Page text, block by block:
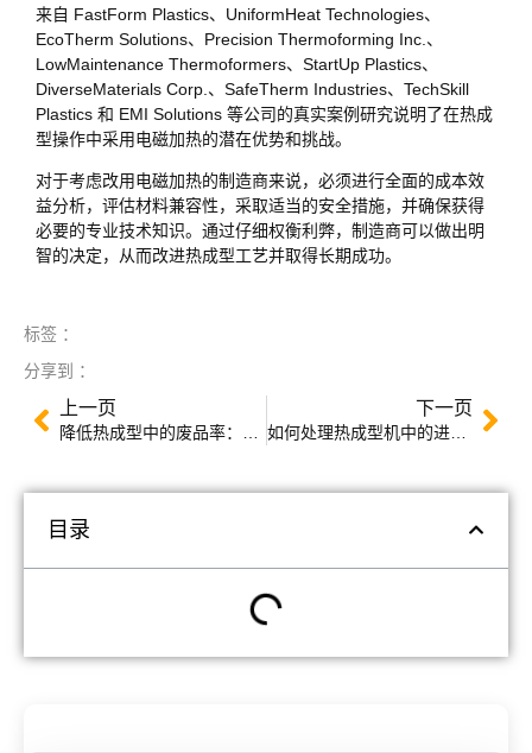
来自 FastForm Plastics、UniformHeat Technologies、
EcoTherm Solutions、Precision Thermoforming Inc.、
LowMaintenance Thermoformers、StartUp Plastics、
DiverseMaterials Corp.、SafeTherm Industries、TechSkill
Plastics 和 EMI Solutions 等公司的真实案例研究说明了在热成
型操作中采用电磁加热的潜在优势和挑战。
对于考虑改用电磁加热的制造商来说，必须进行全面的成本效
益分析，评估材料兼容性，采取适当的安全措施，并确保获得
必要的专业技术知识。通过仔细权衡利弊，制造商可以做出明
智的决定，从而改进热成型工艺并取得长期成功。
标签 ：
分享到 ：
上一页 下一页
如何处理热成型机中的进水问题
目录